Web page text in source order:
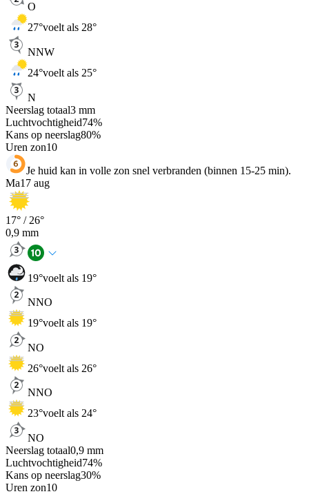
O
27°voelt als 28°
NNW
24°voelt als 25°
N
Neerslag totaal3 mm
Luchtvochtigheid74%
Kans op neerslag80%
Uren zon10
Je huid kan in volle zon snel verbranden (binnen 15-25 min).
Ma17 aug
17° / 26°
0,9 mm
19°voelt als 19°
NNO
19°voelt als 19°
NO
26°voelt als 26°
NNO
23°voelt als 24°
NO
Neerslag totaal0,9 mm
Luchtvochtigheid74%
Kans op neerslag30%
Uren zon10